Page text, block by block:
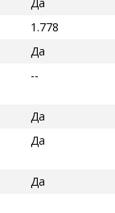
1.778
Да
--
Да
Да
Да